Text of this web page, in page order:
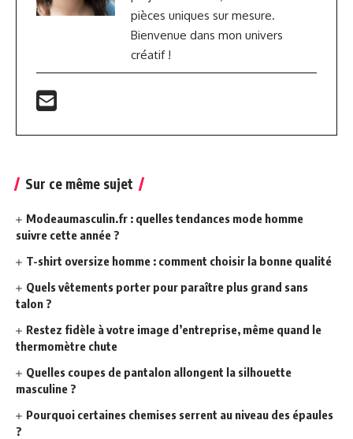
pièces uniques sur mesure.
Bienvenue dans mon univers
créatif !
Sur ce même sujet
Modeaumasculin.fr : quelles tendances mode homme
suivre cette année ?
T-shirt oversize homme : comment choisir la bonne qualité
Quels vêtements porter pour paraître plus grand sans
talon ?
Restez fidèle à votre image d’entreprise, même quand le
thermomètre chute
Quelles coupes de pantalon allongent la silhouette
masculine ?
Pourquoi certaines chemises serrent au niveau des épaules
?